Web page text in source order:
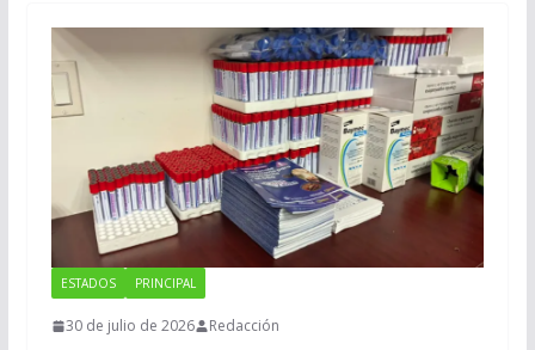
ESTADOS PRINCIPAL
30 de julio de 2026 Redacción